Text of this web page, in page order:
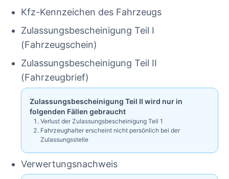
Kfz-Kennzeichen des Fahrzeugs
Zulassungsbescheinigung Teil I
(Fahrzeugschein)
Zulassungsbescheinigung Teil II
(Fahrzeugbrief)
Zulassungsbescheinigung Teil II wird nur in
folgenden Fällen gebraucht
Verlust der Zulassungsbescheinigung Teil 1
Fahrzeughalter erscheint nicht persönlich bei der
Zulassungsstelle
Verwertungsnachweis